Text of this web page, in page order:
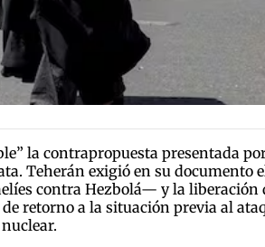
la contrapropuesta presentada
Teherán exigió en su documento
contra Hezbolá— y la liberación
retorno a la situación previa al